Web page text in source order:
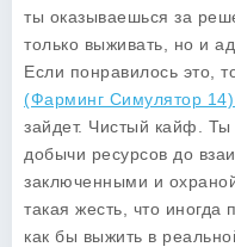
ты оказываешься за
только выживать, но и
Если понравилось это,
(Фарминг Симулятор
зайдет. Чистый кайф.
добычи ресурсов до
заключенными и
такая жесть, что
как бы выжить в